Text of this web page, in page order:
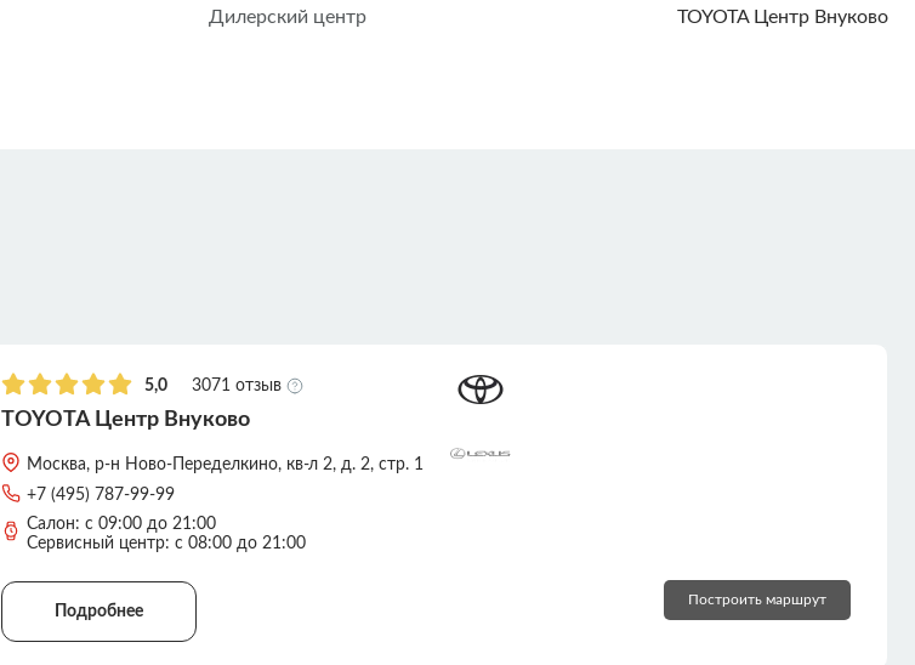
Дилерский центр TOYOTA Центр Внуково
5,0 3071 отзыв
TOYOTA Центр Внуково
Москва, р-н Ново-Переделкино, кв-л 2, д. 2, стр. 1
+7 (495) 787-99-99
Салон: с 09:00 до 21:00
Сервисный центр: с 08:00 до 21:00
Подробнее
Построить маршрут